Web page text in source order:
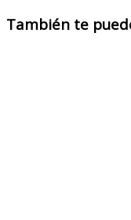
También te